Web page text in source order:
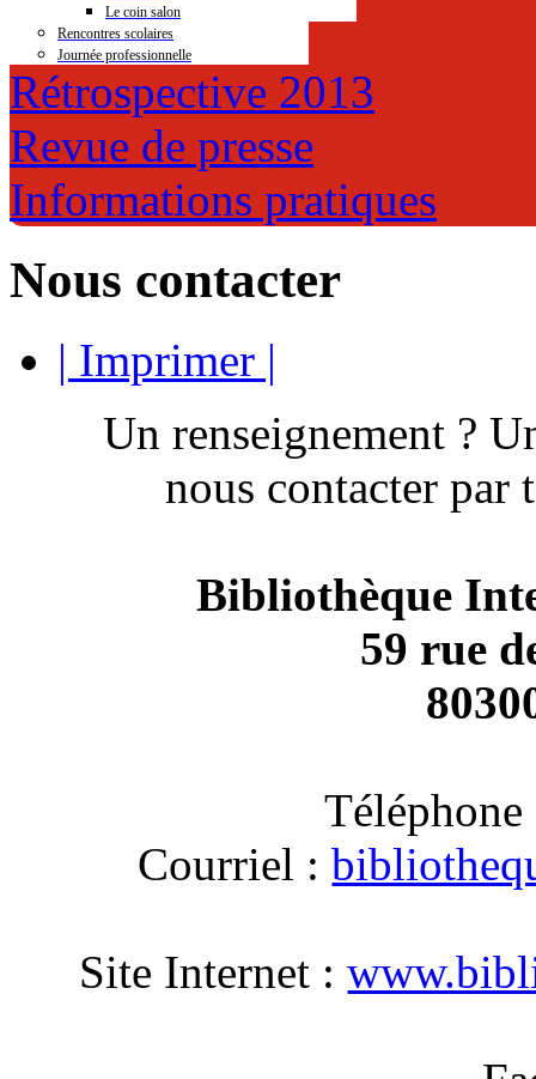
Le coin salon
Rencontres scolaires
Journée professionnelle
Rétrospective 2013
Revue de presse
Informations pratiques
Nous contacter
| Imprimer |
Un renseignement ?
nous contacter par
Bibliothèque
59 rue
Courriel :
Site Internet :